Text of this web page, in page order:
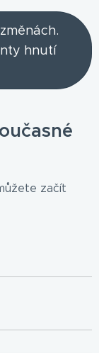
hnutí
začít